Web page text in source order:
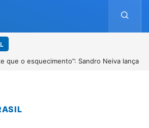
inscrições abertas para o Prêmio de